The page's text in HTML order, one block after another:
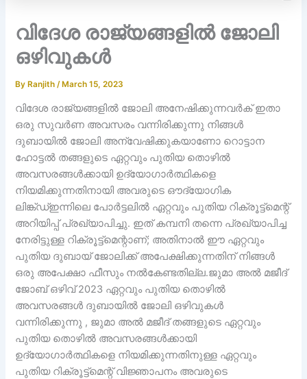
വിദേശ രാജ്യങ്ങളിൽ ജോലി
ഒഴിവുകൾ
ByRanjith /March 15, 2023
വിദേശ രാജ്യങ്ങളിൽ ജോലി അനേഷിക്കുന്നവർക് ഇതാ
ഒരു സുവർണ അവസരം വന്നിരിക്കുന്നു നിങ്ങൾ
ദുബായിൽ ജോലി അന്വേഷിക്കുകയാണോ റൊട്ടാന
ഹോട്ടൽ തങ്ങളുടെ ഏറ്റവും പുതിയ തൊഴിൽ
അവസരങ്ങൾക്കായി ഉദ്യോഗാർത്ഥികളെ
നിയമിക്കുന്നതിനായി അവരുടെ ഔദ്യോഗിക
ലിങ്ക്ഡ്ഇന്നിലെ പോർട്ടലിൽ ഏറ്റവും പുതിയ റിക്രൂട്ട്‌മെന്റ്
അറിയിപ്പ് പ്രഖ്യാപിച്ചു. ഇത് കമ്പനി തന്നെ പ്രഖ്യാപിച്ച
നേരിട്ടുള്ള റിക്രൂട്ട്‌മെന്റാണ്; അതിനാൽ ഈ ഏറ്റവും
പുതിയ ദുബായ് ജോലിക്ക് അപേക്ഷിക്കുന്നതിന് നിങ്ങൾ
ഒരു അപേക്ഷാ ഫീസും നൽകേണ്ടതില്ല.ജുമാ അൽ മജീദ്
ജോബ് ഒഴിവ് 2023 ഏറ്റവും പുതിയ തൊഴിൽ
അവസരങ്ങൾ ദുബായിൽ ജോലി ഒഴിവുകൾ
വന്നിരിക്കുന്നു , ജുമാ അൽ മജീദ് തങ്ങളുടെ ഏറ്റവും
പുതിയ തൊഴിൽ അവസരങ്ങൾക്കായി
ഉദ്യോഗാർത്ഥികളെ നിയമിക്കുന്നതിനുള്ള ഏറ്റവും
പുതിയ റിക്രൂട്ട്‌മെന്റ് വിജ്ഞാപനം അവരുടെ